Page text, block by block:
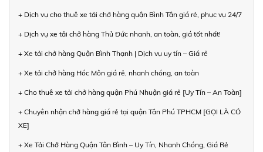
+ Dịch vụ cho thuê xe tải chở hàng quận Bình Tân giá rẻ, phục vụ 24/7
+ Dịch vụ xe tải chở hàng Thủ Đức nhanh, an toàn, giá tốt nhất!
+ Xe tải chở hàng Quận Bình Thạnh | Dịch vụ uy tín – Giá rẻ
+ Xe tải chở hàng Hóc Môn giá rẻ, nhanh chóng, an toàn
+ Cho thuê xe tải chở hàng quận Phú Nhuận giá rẻ [Uy Tín – An Toàn]
+ Chuyên nhận chở hàng giá rẻ tại quận Tân Phú TPHCM [GỌI LÀ CÓ
XE]
+ Xe Tải Chở Hàng Quận Tân Bình – Uy Tín, Nhanh Chóng, Giá Rẻ